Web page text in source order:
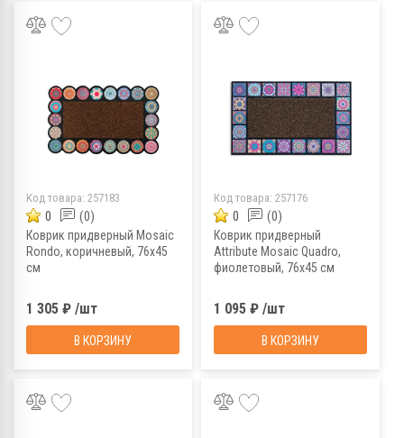
Код товара: 257183
0 (0)
Коврик придверный Mosaic
Rondo, коричневый, 76x45
см
1 305 ₽ /шт
В КОРЗИНУ
Код товара: 257176
0 (0)
Коврик придверный
Attribute Mosaic Quadro,
фиолетовый, 76х45 см
1 095 ₽ /шт
В КОРЗИНУ